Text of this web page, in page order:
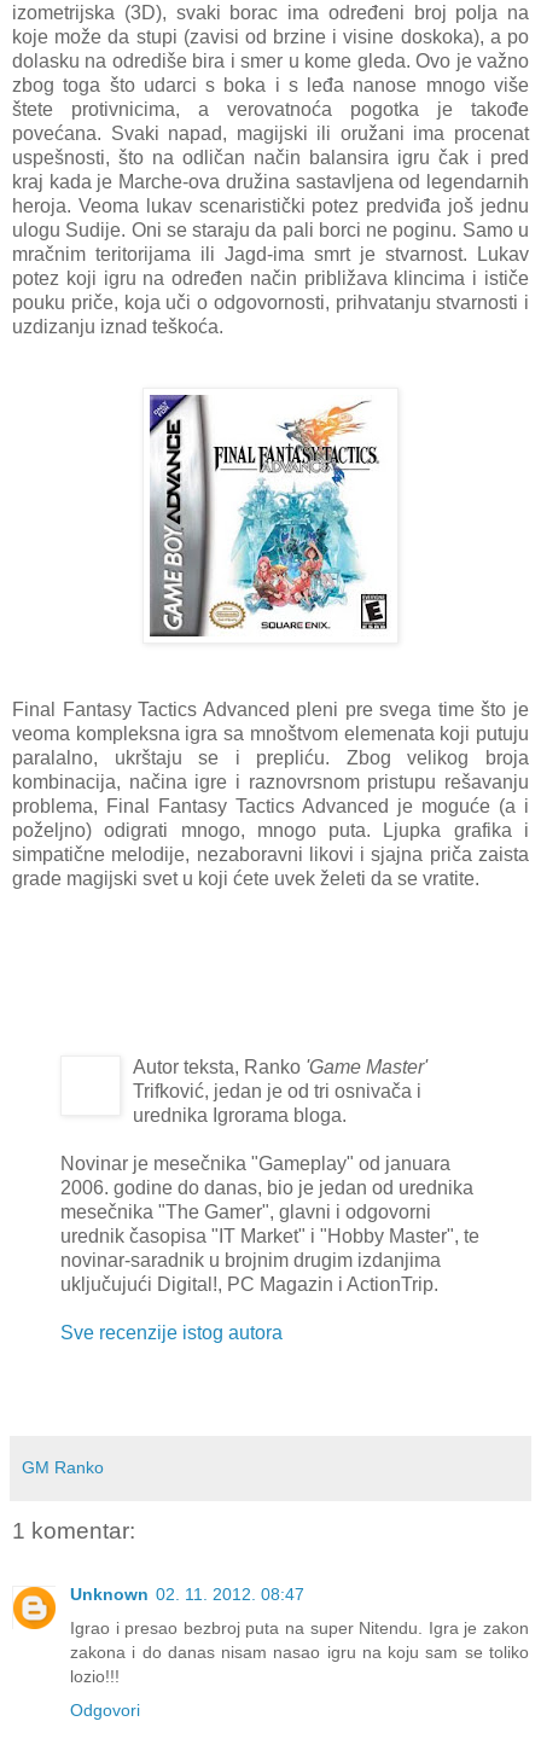
izometrijska (3D), svaki borac ima određeni broj polja na
koje može da stupi (zavisi od brzine i visine doskoka), a po
dolasku na odrediše bira i smer u kome gleda. Ovo je važno
zbog toga što udarci s boka i s leđa nanose mnogo više
štete protivnicima, a verovatnoća pogotka je takođe
povećana. Svaki napad, magijski ili oružani ima procenat
uspešnosti, što na odličan način balansira igru čak i pred
kraj kada je Marche-ova družina sastavljena od legendarnih
heroja. Veoma lukav scenaristički potez predviđa još jednu
ulogu Sudije. Oni se staraju da pali borci ne poginu. Samo u
mračnim teritorijama ili Jagd-ima smrt je stvarnost. Lukav
potez koji igru na određen način približava klincima i ističe
pouku priče, koja uči o odgovornosti, prihvatanju stvarnosti i
uzdizanju iznad teškoća.
Final Fantasy Tactics Advanced pleni pre svega time što je
veoma kompleksna igra sa mnoštvom elemenata koji putuju
paralalno, ukrštaju se i prepliću. Zbog velikog broja
kombinacija, načina igre i raznovrsnom pristupu rešavanju
problema, Final Fantasy Tactics Advanced je moguće (a i
poželjno) odigrati mnogo, mnogo puta. Ljupka grafika i
simpatične melodije, nezaboravni likovi i sjajna priča zaista
grade magijski svet u koji ćete uvek želeti da se vratite.
Autor teksta, Ranko 'Game Master'
Trifković, jedan je od tri osnivača i
urednika Igrorama bloga.
Novinar je mesečnika "Gameplay" od januara
2006. godine do danas, bio je jedan od urednika
mesečnika "The Gamer", glavni i odgovorni
urednik časopisa "IT Market" i "Hobby Master", te
novinar-saradnik u brojnim drugim izdanjima
uključujući Digital!, PC Magazin i ActionTrip.
Sve recenzije istog autora
GM Ranko
1 komentar:
Unknown 02. 11. 2012. 08:47
Igrao i presao bezbroj puta na super Nitendu. Igra je zakon
zakona i do danas nisam nasao igru na koju sam se toliko
lozio!!!
Odgovori